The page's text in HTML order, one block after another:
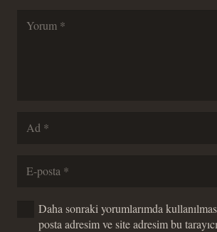
Daha sonraki yorumlarımda
posta adresim ve site adresim bu